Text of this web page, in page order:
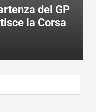
del GP
la Corsa